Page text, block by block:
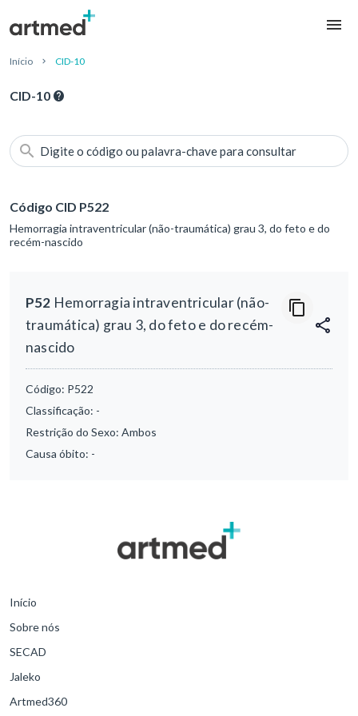
Início CID-10
CID-10
Digite o código ou palavra-chave para consultar
Código CID P522
Hemorragia intraventricular (não-traumática) grau 3, do feto e do
recém-nascido
P52 Hemorragia intraventricular (não-
traumática) grau 3, do feto e do recém-
nascido
Código: P522
Classificação: -
Restrição do Sexo: Ambos
Causa óbito: -
Início
Sobre nós
SECAD
Jaleko
Artmed360